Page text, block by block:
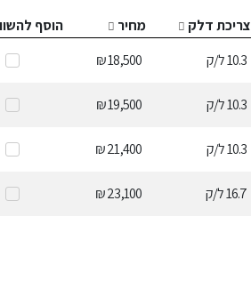
צריכת דלק מחיר
הוסף
10.3ל/ק 18,500 ₪
10.3ל/ק 19,500 ₪
10.3ל/ק 21,400 ₪
16.7ל/ק 23,100 ₪